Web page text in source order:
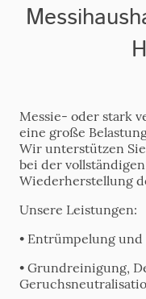
Messie- oder stark
eine große
Wir unterstützen
bei der
Wiederherstellung
Unsere Leistungen:
• Entrümpelung
• Grundreinigung,